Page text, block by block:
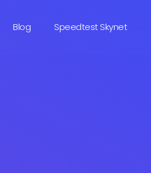
Blog Speedtest Skynet